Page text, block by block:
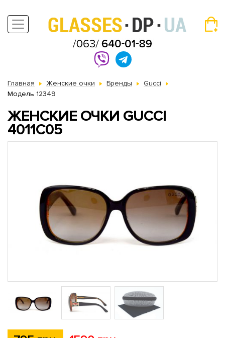
Главная Женские очки Бренды
Gucci
Модель 12349
ЖЕНСКИЕ ОЧКИ GUCCI
4011C05